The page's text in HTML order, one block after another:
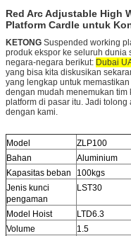
Red Arc Adjustable High
Platform Cardle untuk
KETONG Suspended working
produk ekspor ke seluruh dunia
negara-negara berikut: Dubai
yang bisa kita diskusikan
yang lengkap untuk
dengan mudah menemukan
platform di pasar itu. Jadi
dengan kami.
Model
ZLP100
Bahan
Aluminium
Kapasitas beban
100kgs
Jenis kunci
pengaman
LST30
Model Hoist LTD6.3
Volume
1.5